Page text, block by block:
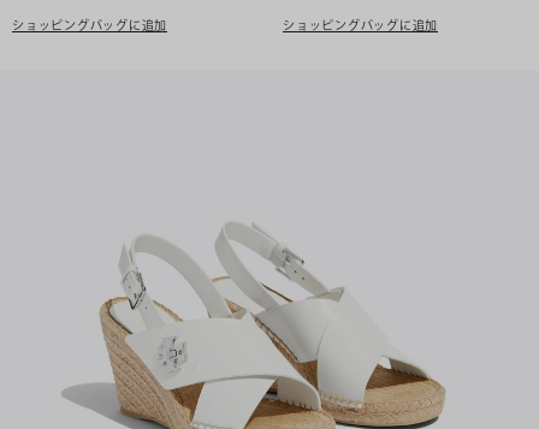
ショッピングバッグに追加 ショッピングバッグに追加